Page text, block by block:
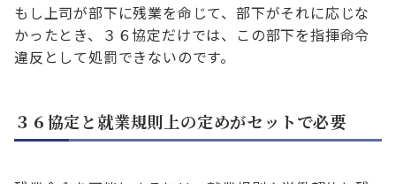
もし上司が部下に残業を命じて、部下がそれに応じな
かったとき、３６協定だけでは、この部下を指揮命令
違反として処罰できないのです。
３６協定と就業規則上の定めがセットで必要